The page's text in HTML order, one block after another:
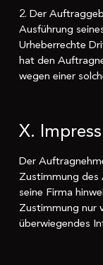
2. Der
Ausführung
Urheberrechte
hat den
wegen einer
X.
Der
Zustimmung des
seine Firma
Zustimmung nur
überwiegendes